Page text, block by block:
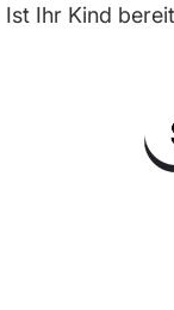
Ist Ihr Kind